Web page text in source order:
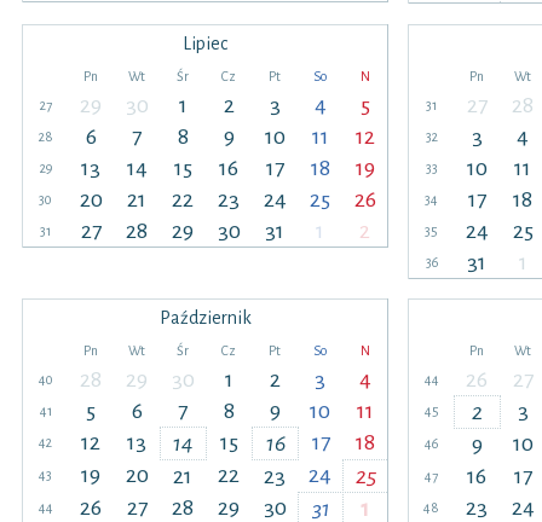
Lipiec
Pn Wt Śr Cz Pt So
N
27
29 30 1 2 3 4 5
28 6 7 8 9 10 11 12
29 13 14 15 16 17 18 19
30 20 21 22 23 24 25 26
31 27 28 29 30 31 1 2
Pn
Wt
31
27 28
32 3 4
33 10 11
34 17 18
35 24 25
36 31 1
Październik
Pn Wt Śr Cz Pt So
N
40
28 29 30 1 2 3 4
41 5 6 7 8 9 10 11
42 12 13 14 15 16 17 18
43 19 20 21 22 23 24 25
44 26 27 28 29 30 31 1
Pn
Wt
44
26 27
45 2 3
46 9 10
47 16 17
48 23 24